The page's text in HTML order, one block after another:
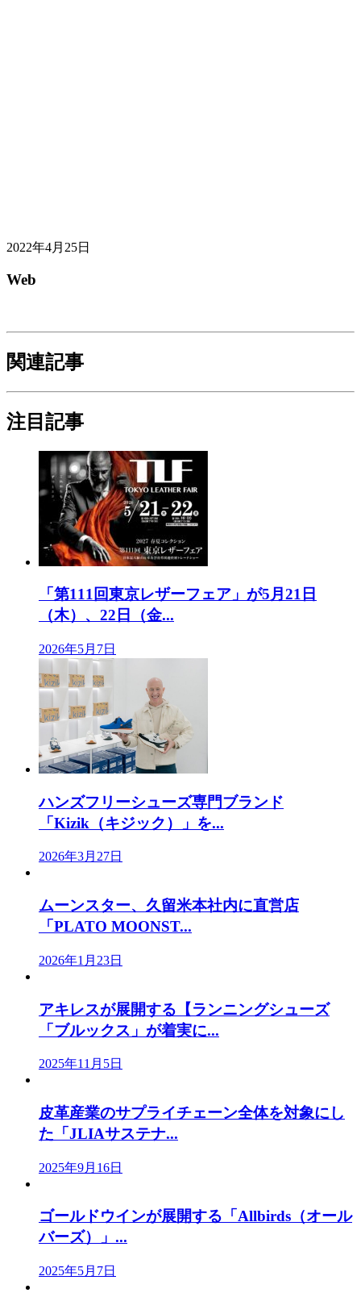
2022年4月25日
Web
関連記事
注目記事
「第111回東京レザーフェア」が5月21日
（木）、22日（金...
2026年5月7日
ハンズフリーシューズ専門ブランド
「Kizik（キジック）」を...
2026年3月27日
ムーンスター、久留米本社内に直営店
「PLATO MOONST...
2026年1月23日
アキレスが展開する【ランニングシューズ
「ブルックス」が着実に...
2025年11月5日
皮革産業のサプライチェーン全体を対象にし
た「JLIAサステナ...
2025年9月16日
ゴールドウインが展開する「Allbirds（オール
バーズ）」...
2025年5月7日